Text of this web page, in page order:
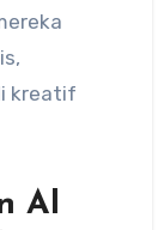
kreatif
AI